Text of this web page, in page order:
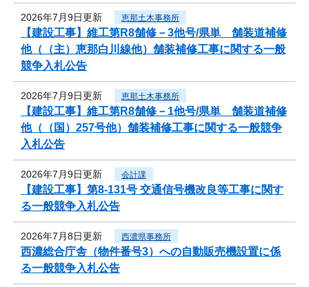
2026年7月9日更新 恵那土木事務所
【建設工事】維工第R8舗修－3他号/県単 舗装道補修
他（（主）恵那白川線他）舗装補修工事に関する一般
競争入札公告
2026年7月9日更新 恵那土木事務所
【建設工事】維工第R8舗修－1他号/県単 舗装道補修
他（（国）257号他）舗装補修工事に関する一般競争
入札公告
2026年7月9日更新 会計課
【建設工事】第8-131号 交通信号機改良等工事に関す
る一般競争入札公告
2026年7月8日更新 西濃県事務所
西濃総合庁舎（物件番号3）への自動販売機設置に係
る一般競争入札公告